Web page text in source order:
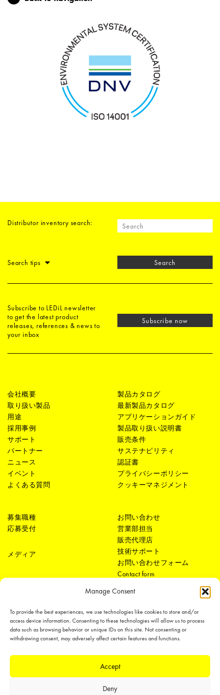
Manage Consent
To provide the best experiences, we use technologies like cookies to store and/or
access device information. Consenting to these technologies will allow us to process
data such as browsing behavior or unique IDs on this site. Not consenting or
withdrawing consent, may adversely affect certain features and functions.
Accept
Deny
Distributor inventory search:
Search tips Search
Subscribe to LEDiL newsletter
to get the latest product
releases, references & news to
your inbox
Subscribe now
会社概要
取り扱い製品
用途
採用事例
サポート
パートナー
ニュース
イベント
よくある質問
製品カタログ
最新製品カタログ
アプリケーションガイド
製品取り扱い説明書
販売条件
サステナビリティ
認証書
プライバシーポリシー
クッキーマネジメント
募集職種
応募受付
メディア
お問い合わせ
営業部担当
販売代理店
技術サポート
お問い合わせフォーム
Contact form
LEDiL Group
Copyright © 2018-2026 LEDiL. All rights reserved.